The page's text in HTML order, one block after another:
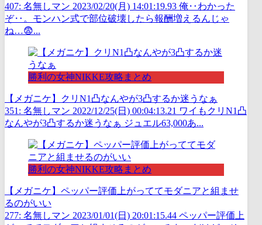
407: 名無しマン 2023/02/20(月) 14:01:19.93 俺‥わかった
ぞ‥。モンハン式で部位破壊したら報酬増えるんじゃ
ね…😨...
勝利の女神NIKKE攻略まとめ
【メガニケ】クリN1凸なんやが3凸するか迷うなぁ
351: 名無しマン 2022/12/25(日) 00:04:13.21 ワイもクリN1凸
なんやが3凸するか迷うなぁ ジュエル63,000あ...
勝利の女神NIKKE攻略まとめ
【メガニケ】ペッパー評価上がっててモダニアと組ませ
るのがいい
277: 名無しマン 2023/01/01(日) 20:01:15.44 ペッパー評価上